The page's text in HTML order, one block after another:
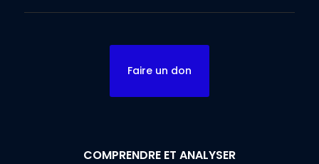
Faire un don
COMPRENDRE ET ANALYSER